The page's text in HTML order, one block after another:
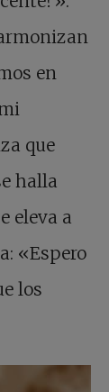
en
que
halla
eleva a
«Espero
los